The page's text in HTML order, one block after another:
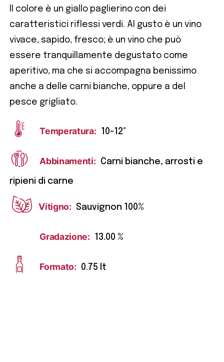
Il colore è un giallo paglierino con dei
caratteristici riflessi verdi. Al gusto è un vino
vivace, sapido, fresco; è un vino che può
essere tranquillamente degustato come
aperitivo, ma che si accompagna benissimo
anche a delle carni bianche, oppure a del
pesce grigliato.
Temperatura: 10-12°
Abbinamenti: Carni bianche, arrosti e
ripieni di carne
Vitigno: Sauvignon 100%
Gradazione: 13.00 %
Formato: 0.75 lt